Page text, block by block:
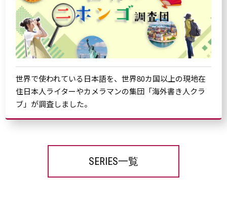
世界で使われている日本語を、世界80カ国以上の現地在
住日本人ライターやカメラマンの集団「海外書き人クラ
ブ」が調査しました。
SERIES一覧